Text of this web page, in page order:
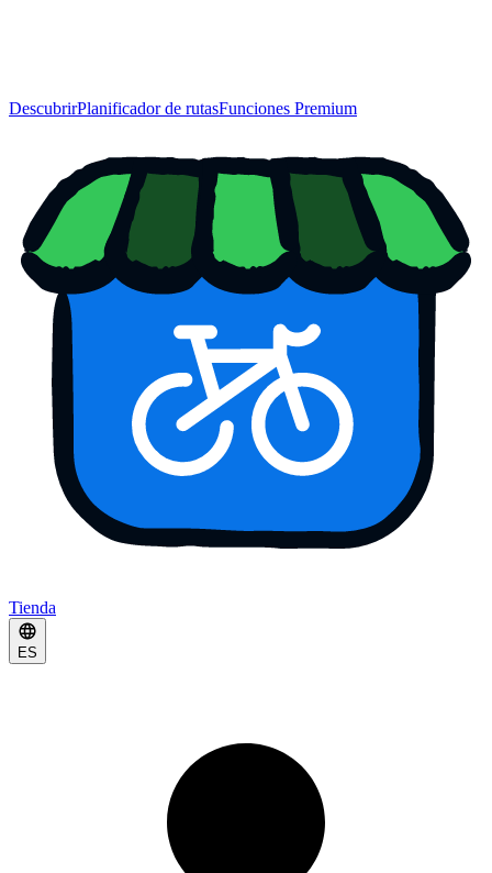
DescubrirPlanificador de rutasFunciones Premium
Tienda
ES